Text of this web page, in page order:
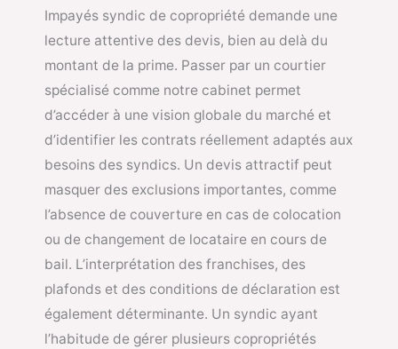
Impayés syndic de copropriété demande une
lecture attentive des devis, bien au delà du
montant de la prime. Passer par un courtier
spécialisé comme notre cabinet permet
d’accéder à une vision globale du marché et
d’identifier les contrats réellement adaptés aux
besoins des syndics. Un devis attractif peut
masquer des exclusions importantes, comme
l’absence de couverture en cas de colocation
ou de changement de locataire en cours de
bail. L’interprétation des franchises, des
plafonds et des conditions de déclaration est
également déterminante. Un syndic ayant
l’habitude de gérer plusieurs copropriétés